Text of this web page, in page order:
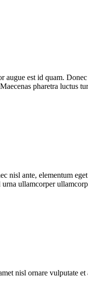
est id quam.
pharetra luctus
nisl ante, elementum
ullamcorper
nisl ornare vulputate